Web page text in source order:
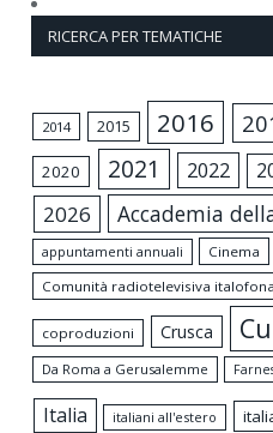
RICERCA PER TEMATICHE
2014 2015 2016
2020 2021 2022
2026 Accademia
appuntamenti annuali
Cinema
Comunità radiotelevisiva italofona
coproduzioni Crusca
Da Roma a Gerusalemme
Italia italiani all'estero